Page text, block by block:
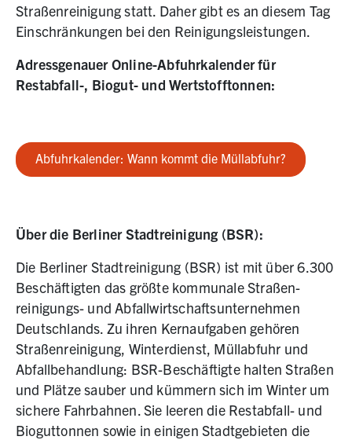
Straßenreinigung statt. Daher gibt es an diesem Tag
Einschränkungen bei den Reinigungsleistungen.
Adressgenauer Online-Abfuhrkalender für
Restabfall-, Biogut- und Wertstofftonnen:
Abfuhrkalender: Wann kommt die Müllabfuhr?
Über die Berliner Stadtreinigung (BSR):
Die Berliner Stadtreinigung (BSR) ist mit über 6.300
Beschäftigten das größte kommunale Straßen­
reinigungs- und Abfallwirtschaftsunternehmen
Deutschlands. Zu ihren Kernaufgaben gehören
Straßenreinigung, Winterdienst, Müllabfuhr und
Abfallbehandlung: BSR-Beschäftigte halten Straßen
und Plätze sauber und kümmern sich im Winter um
sichere Fahrbahnen. Sie leeren die Restabfall- und
Bioguttonnen sowie in einigen Stadtgebieten die